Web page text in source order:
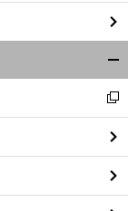
閉
る
新
し
い
ウ
ィ
ン